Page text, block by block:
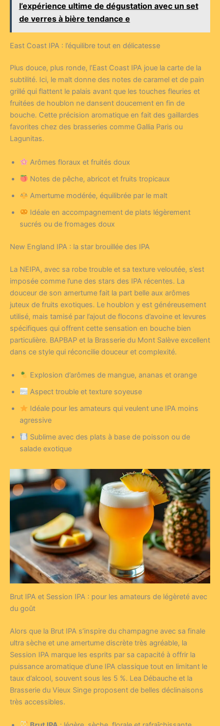
l’expérience ultime de dégustation avec un set
de verres à bière tendance e
East Coast IPA : l’équilibre tout en délicatesse
Plus douce, plus ronde, l’East Coast IPA joue la carte de la
subtilité. Ici, le malt donne des notes de caramel et de pain
grillé qui flattent le palais avant que les touches fleuries et
fruitées de houblon ne dansent doucement en fin de
bouche. Cette précision aromatique en fait des gaillardes
favorites chez des brasseries comme Gallia Paris ou
Lagunitas.
Arômes floraux et fruités doux
Notes de pêche, abricot et fruits tropicaux
Amertume modérée, équilibrée par le malt
Idéale en accompagnement de plats légèrement
sucrés ou de fromages doux
New England IPA : la star brouillée des IPA
La NEIPA, avec sa robe trouble et sa texture veloutée, s’est
imposée comme l’une des stars des IPA récentes. La
douceur de son amertume fait la part belle aux arômes
juteux de fruits exotiques. Le houblon y est généreusement
utilisé, mais tamisé par l’ajout de flocons d’avoine et levures
spécifiques qui offrent cette sensation en bouche bien
particulière. BAPBAP et la Brasserie du Mont Salève excellent
dans ce style qui réconcilie douceur et complexité.
Explosion d’arômes de mangue, ananas et orange
Aspect trouble et texture soyeuse
Idéale pour les amateurs qui veulent une IPA moins
agressive
Sublime avec des plats à base de poisson ou de
salade exotique
Brut IPA et Session IPA : pour les amateurs de légèreté avec
du goût
Alors que la Brut IPA s’inspire du champagne avec sa finale
ultra sèche et une amertume discrète très agréable, la
Session IPA marque les esprits par sa capacité à offrir la
puissance aromatique d’une IPA classique tout en limitant le
taux d’alcool, souvent sous les 5 %. Lea Débauche et la
Brasserie du Vieux Singe proposent de belles déclinaisons
très accessibles.